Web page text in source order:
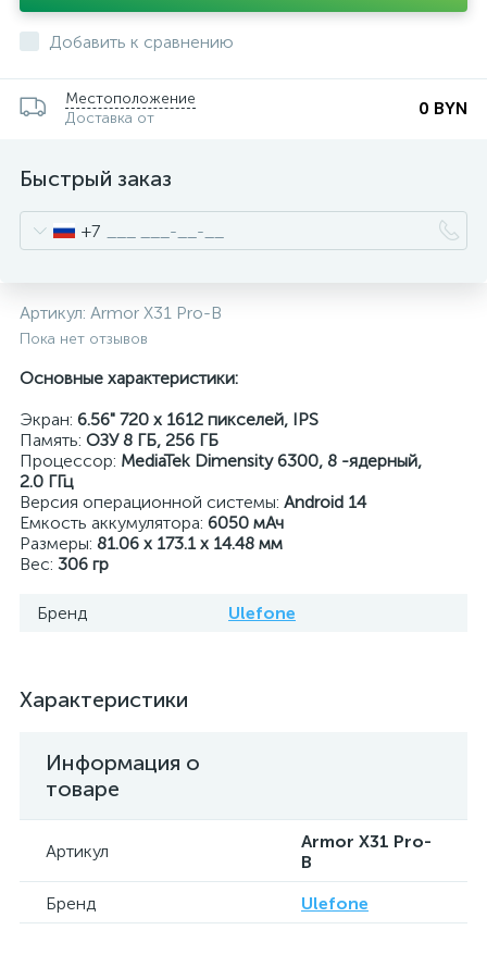
Добавить к сравнению
Местоположение
Доставка от
0 BYN
Быстрый заказ
+7
Артикул: Armor X31 Pro-B
Пока нет отзывов
Основные характеристики:
Экран: 6.56" 720 x 1612 пикселей, IPS
Память: ОЗУ 8 ГБ, 256 ГБ
Процессор: MediaTek Dimensity 6300, 8 -ядерный,
2.0 ГГц
Версия операционной системы: Android 14
Емкость аккумулятора: 6050 мАч
Размеры: 81.06 x 173.1 x 14.48 мм
Вес: 306 гр
Бренд Ulefone
Характеристики
Информация о
товаре
Артикул
Armor X31 Pro-
B
Бренд
Ulefone